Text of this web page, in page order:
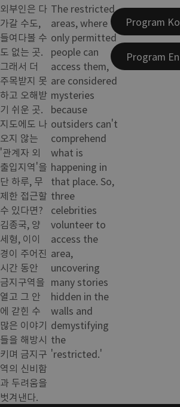
외부인은 다
가갈 수도,
들여다볼 수
도 없는 곳.
그래서 더
주목받지 못
하고 오해받
기 쉬운 곳.
지도에도 나
오지 않는
'관계자 외
출입지역'을
단 하루, 무
제한 접근할
수 있다면?
김종국, 양
세형, 이이
경이 주어진
시간 동안
금지구역을
열고 그 안
에 갇힌 수
많은 이야기
들을 해방시
키며 금지구
역의 신비함
과 두려움을
벗겨낸다.
The restricted
areas, where
only permitted
people can
access them,
are considered
mysteries
because
outsiders can't
comprehend
what is
happening in
that place. So,
three
celebrities
volunteer to
access the
area,
uncovering
many stories
hidden in the
walls and
demystifying
the
'restricted.'
Program Ko
Program En